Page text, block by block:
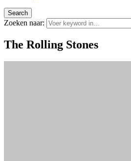
Search
Zoeken naar:
The Rolling Stones